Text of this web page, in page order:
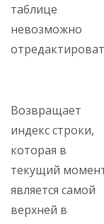
таблице
невозможно
Возвращает
индекс строки,
которая в
текущий
является самой
верхней в